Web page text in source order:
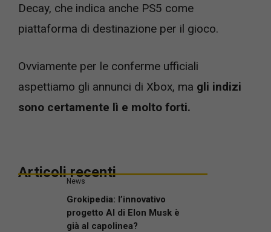
Decay, che indica anche PS5 come
piattaforma di destinazione per il gioco.
Ovviamente per le conferme ufficiali
aspettiamo gli annunci di Xbox, ma gli indizi
sono certamente lì e molto forti.
Articoli recenti
News
Grokipedia: l’innovativo
progetto AI di Elon Musk è
già al capolinea?